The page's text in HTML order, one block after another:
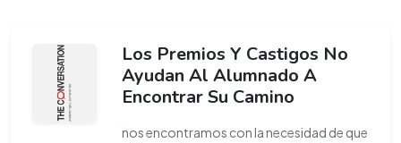
Los Premios Y Castigos No
Ayudan Al Alumnado A
Encontrar Su Camino
nos encontramos con la necesidad de que